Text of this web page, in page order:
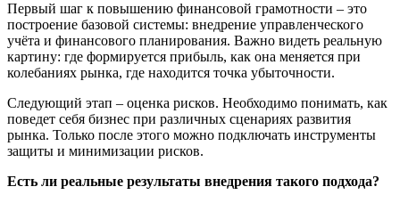
Первый шаг к повышению финансовой грамотности – это
построение базовой системы: внедрение управленческого
учёта и финансового планирования. Важно видеть реальную
картину: где формируется прибыль, как она меняется при
колебаниях рынка, где находится точка убыточности.
Следующий этап – оценка рисков. Необходимо понимать, как
поведет себя бизнес при различных сценариях развития
рынка. Только после этого можно подключать инструменты
защиты и минимизации рисков.
Есть ли реальные результаты внедрения такого подхода?